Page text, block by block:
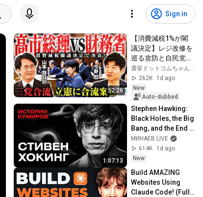
Sign in
52:26
【消費減税1%が閣
議決定】レジ改修を
巡る攻防と自民党内
の激しい葛藤／中
道・立憲・公明の3
党合流構想に浮上し
た「第4の選択肢」
とは？【今野忍×山
本期日前】｜選挙ド
ットコム
選挙ドットコムちゃんねる
262K
1d ago
New
Auto-dubbed
1:07:13
Stephen Hawking:
Black Holes, the Big
Bang, and the End
of the Universe /
Idol Stories /
MINAEV
МИНАЕВ LIVE
614K
1d ago
New
Build AMAZING
Websites Using
Claude Code! (Full